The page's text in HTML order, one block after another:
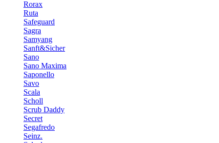
Rorax
Ruta
Safeguard
Sagra
Samyang
Sanft&Sicher
Sano
Sano Maxima
Saponello
Savo
Scala
Scholl
Scrub Daddy
Secret
Segafredo
Seinz.